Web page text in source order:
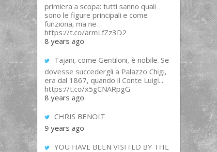
primiera a scopa: tutti sanno quali
sono le figure principali e come
funziona, ma ne…
https://t.co/armLfZz3D2
8 years ago
Tajani, come Gentiloni, è nobile. Se
dovesse succedergli a Palazzo Chigi,
era dal 1867, quando il Conte Luigi...
https://t.co/x5gCNARpgG
8 years ago
CHRIS BENOIT
9 years ago
YOU HAVE BEEN VISITED BY THE